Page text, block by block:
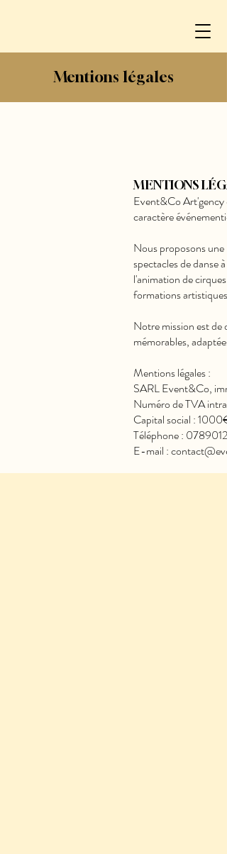
Mentions légales
MENTIONS
Event&Co Art'gency
caractère
Nous proposons une
spectacles de danse
l'animation de
formations artistiques.
Notre mission est de
mémorables,
Mentions légales :
SARL Event&Co,
Numéro de TVA
Capital social : 1000€
Téléphone :
E-mail :